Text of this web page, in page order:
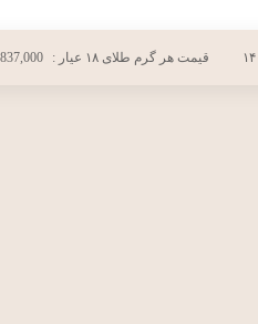
قیمت هر گرم طلای ۱۸ عیار :